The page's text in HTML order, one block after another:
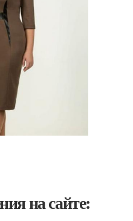
на сайте: